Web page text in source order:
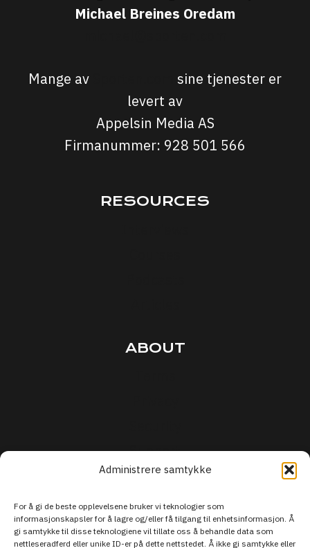
Administrere samtykke
For å gi de beste opplevelsene bruker vi teknologier som
informasjonskapsler for å lagre og/eller få tilgang til enhetsinformasjon. Å
gi samtykke til disse teknologiene vil tillate oss å behandle data som
nettleseradferd eller unike ID-er på dette nettstedet. Å ikke gi samtykke eller
Michael Breines Oredam
Mange av
sine tjenester er
levert av
Appelsin Media AS
Firmanummer: 928 501 566
RESOURCES
ABOUT
Support